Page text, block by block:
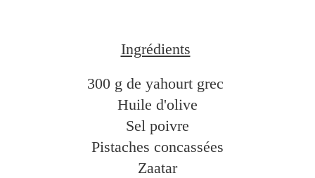
Ingrédients
300 g de yahourt grec
Huile d'olive
Sel poivre
Pistaches concassées
Zaatar